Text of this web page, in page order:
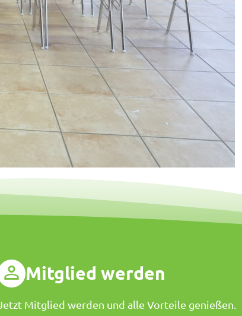
Mitglied werden
Jetzt Mitglied werden und alle Vorteile genießen.